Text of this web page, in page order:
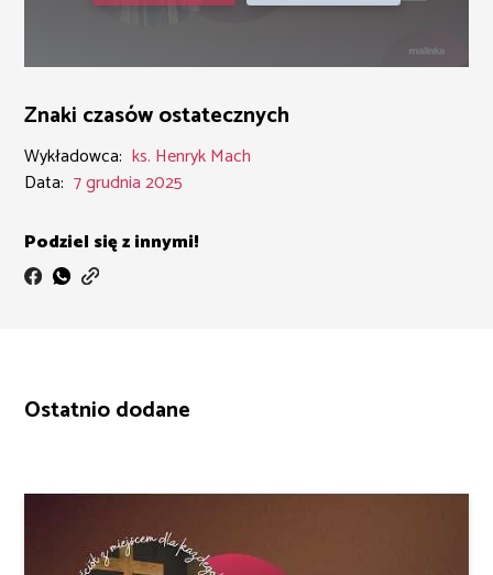
Znaki czasów ostatecznych
Wykładowca: ks. Henryk Mach
Data: 7 grudnia 2025
Podziel się z innymi!
Ostatnio dodane